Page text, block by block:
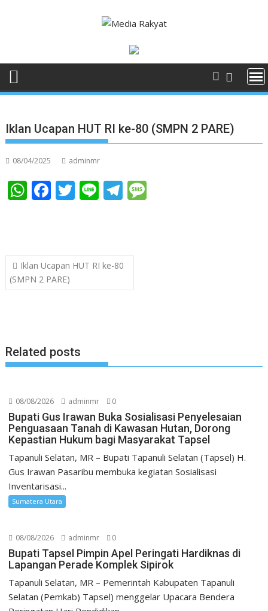
Iklan Ucapan HUT RI ke-80 (SMPN 2 PARE)
08/04/2025 adminmr
W
h
A
p
F
ac
o
o
T
w
Li
n
T
el
a
m
Post
navigation
Iklan Ucapan HUT RI ke-80
(SMPN 2 PARE)
Related posts
08/08/2026 adminmr 0
Bupati Gus Irawan Buka Sosialisasi Penyelesaian
Penguasaan Tanah di Kawasan Hutan, Dorong
Kepastian Hukum bagi Masyarakat Tapsel
Tapanuli Selatan, MR – Bupati Tapanuli Selatan (Tapsel) H.
Gus Irawan Pasaribu membuka kegiatan Sosialisasi
Inventarisasi...
Sumatera Utara
08/08/2026 adminmr 0
Bupati Tapsel Pimpin Apel Peringati Hardiknas di
Lapangan Perade Komplek Sipirok
Tapanuli Selatan, MR – Pemerintah Kabupaten Tapanuli
Selatan (Pemkab) Tapsel) menggelar Upacara Bendera